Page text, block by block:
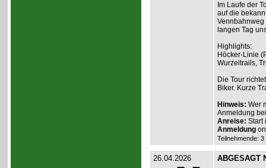
Im Laufe der
auf die
langen Tag
Highlights:
Höcker-Linie
Wurzeltrails,
Die Tour
Biker. Kurze
Hinweis: Wer
Anmeldung
Anreise: Start
Anmeldung
Teilnehmende:
26.04.2026 ABGESAGT